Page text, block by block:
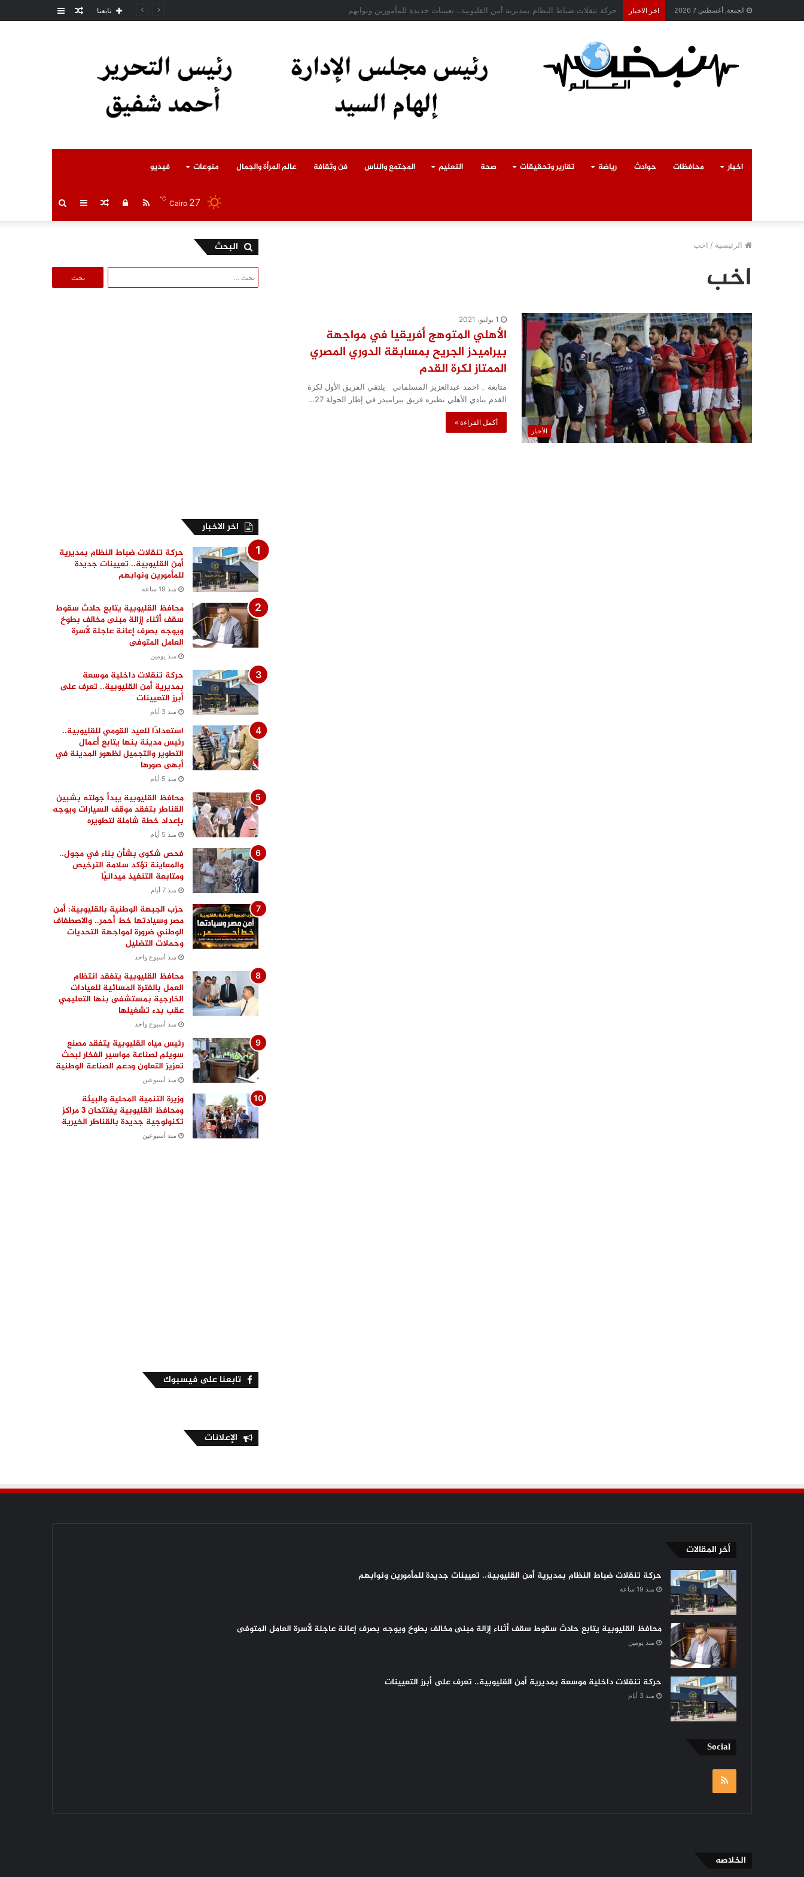
الجمعة, أغسطس 7 2026 اخر الاخبار محافظ القليوبية يتابع حادث سقوط سقف أثناء إزالة مبنى مخالف بطوخ ويوجه بصرف إعانة عاجلة لأسرة العامل المتوفى عمودمقال تابعنا
اخبار محافظات حوادث رياضة تقارير وتحقيقات صحة التعليم المجتمع والناس فن وثقافة عالم المرأة والجمال منوعات فيديو
بحث عمود مقالتسجيل RSS Cairo 27
℃
الرئيسية / اخب
اخب
الأخبار
1 يوليو، 2021
الأهلي المتوهج أفريقيا في مواجهة
بيراميدز الجريح بمسابقة الدوري المصري
الممتاز لكرة القدم
متابعة _ احمد عبدالعزيز المسلماني يلتقي الفريق الأول لكرة
القدم بنادي الأهلي نظيره فريق بيراميدز في إطار الجولة 27…
أكمل القراءة »
البحث
عن:
اخر الاخبار
حركة تنقلات ضباط النظام بمديرية
أمن القليوبية.. تعيينات جديدة
للمأمورين ونوابهم
منذ 19 ساعة
محافظ القليوبية يتابع حادث سقوط
سقف أثناء إزالة مبنى مخالف بطوخ
ويوجه بصرف إعانة عاجلة لأسرة
العامل المتوفى
منذ يومين
حركة تنقلات داخلية موسعة
بمديرية أمن القليوبية.. تعرف على
أبرز التعيينات
منذ 3 أيام
استعدادًا للعيد القومي للقليوبية..
رئيس مدينة بنها يتابع أعمال
التطوير والتجميل لظهور المدينة في
أبهى صورها
منذ 5 أيام
محافظ القليوبية يبدأ جولته بشبين
القناطر بتفقد موقف السيارات ويوجه
بإعداد خطة شاملة لتطويره
منذ 5 أيام
فحص شكوى بشأن بناء في مجول..
والمعاينة تؤكد سلامة الترخيص
ومتابعة التنفيذ ميدانيًا
منذ 7 أيام
حزب الجبهة الوطنية بالقليوبية: أمن
مصر وسيادتها خط أحمر.. والاصطفاف
الوطني ضرورة لمواجهة التحديات
وحملات التضليل
منذ أسبوع واحد
محافظ القليوبية يتفقد انتظام
العمل بالفترة المسائية للعيادات
الخارجية بمستشفى بنها التعليمي
عقب بدء تشغيلها
منذ أسبوع واحد
رئيس مياه القليوبية يتفقد مصنع
سويلم لصناعة مواسير الفخار لبحث
تعزيز التعاون ودعم الصناعة الوطنية
منذ أسبوعين
وزيرة التنمية المحلية والبيئة
ومحافظ القليوبية يفتتحان 3 مراكز
تكنولوجية جديدة بالقناطر الخيرية
منذ أسبوعين
تابعنا على فيسبوك
الإعلانات
أخر المقالات
حركة تنقلات ضباط النظام بمديرية أمن القليوبية.. تعيينات جديدة للمأمورين ونوابهم
منذ 19 ساعة
محافظ القليوبية يتابع حادث سقوط سقف أثناء إزالة مبنى مخالف بطوخ ويوجه بصرف إعانة عاجلة لأسرة العامل المتوفى
منذ يومين
حركة تنقلات داخلية موسعة بمديرية أمن القليوبية.. تعرف على أبرز التعيينات
منذ 3 أيام
Social
RSS
الخلاصه